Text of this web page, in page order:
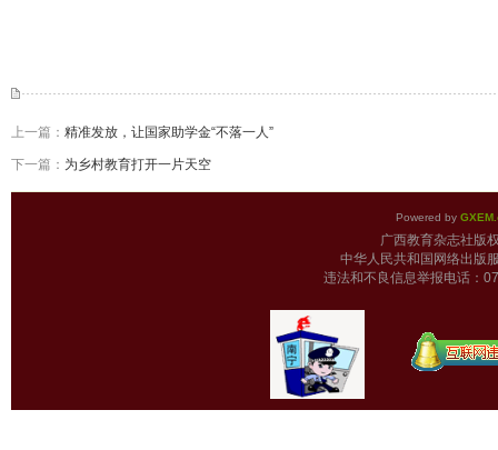
上一篇： 精准发放，让国家助学金“不落一人”
下一篇： 为乡村教育打开一片天空
Powered by
广西教育杂志
中华人民共和国网络出版
违法和不良信息举报电话：